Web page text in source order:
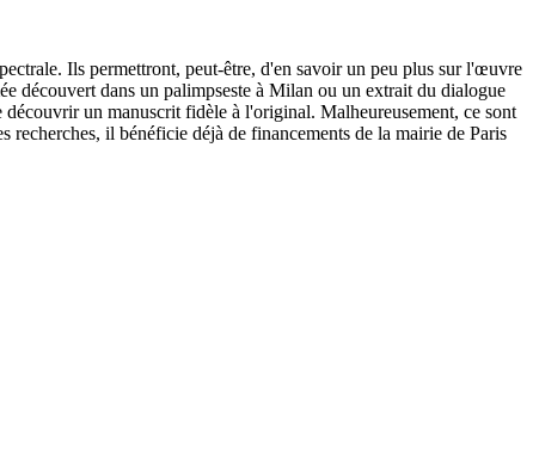
Ils permettront, peut-être, d'en savoir un peu plus sur l'œuvre
découvert dans un palimpseste à Milan ou un extrait du dialogue
un manuscrit fidèle à l'original. Malheureusement, ce sont
il bénéficie déjà de financements de la mairie de Paris